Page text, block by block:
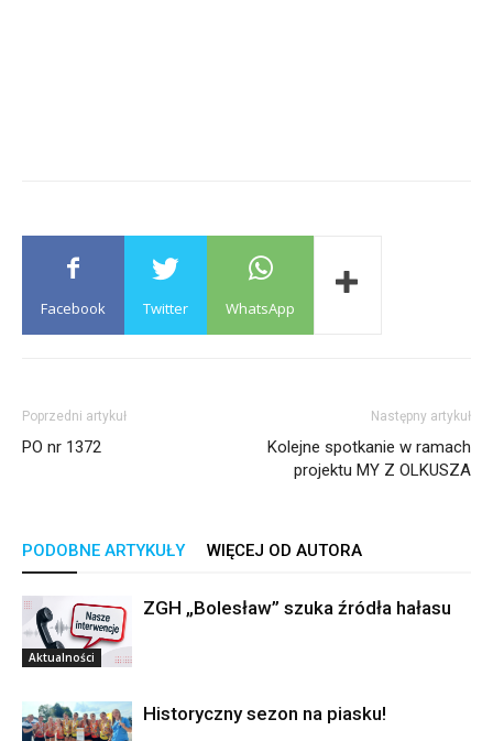
Facebook Twitter WhatsApp
Poprzedni artykuł
PO nr 1372
Następny artykuł
Kolejne spotkanie w ramach
projektu MY Z OLKUSZA
PODOBNE ARTYKUŁY WIĘCEJ OD AUTORA
Aktualności
ZGH „Bolesław” szuka źródła hałasu
Historyczny sezon na piasku!